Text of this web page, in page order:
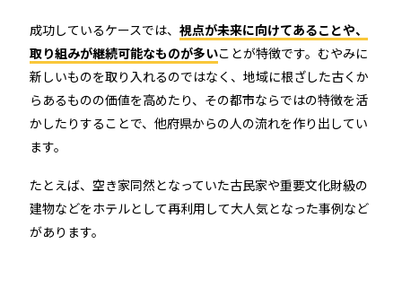
成功しているケースでは、 視点が未来に向けてあることや、
取り組みが継続可能なものが多いことが特徴です。むやみに
新しいものを取り入れるのではなく、地域に根ざした古くか
らあるものの価値を高めたり、その都市ならではの特徴を活
かしたりすることで、他府県からの人の流れを作り出してい
ます。
たとえば、空き家同然となっていた古民家や重要文化財級の
建物などをホテルとして再利用して大人気となった事例など
があります。
TOBIRA
パートナー製品
製品の比較
公共施設
その他の業種
宿泊施設
施工パートナー 一覧
全てのパートナー
東北
お知らせ セミナー
特定商取引法に基づく表記
プライバシーポリシー
RemoteLOCKクラウドサービス利用規約